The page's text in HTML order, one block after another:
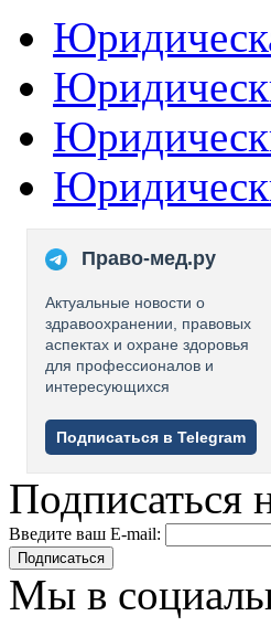
Право-мед.ру
Актуальные новости о
здравоохранении, правовых
аспектах и охране здоровья
для профессионалов и
интересующихся
Подписаться в Telegram
Подписаться
Введите ваш E-mail:
Подписаться
Мы в